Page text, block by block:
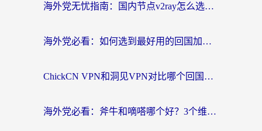
海外党无忧指南：国内节点v2ray怎么选？一键回国VPN+多场景实测帮你避坑
海外党必看：如何选到最好用的回国加速器？从节点到售后的全维度指南
ChickCN VPN和洞见VPN对比哪个回国效果更好？海外党亲测3款加速器+避坑指南
海外党必看：斧牛和嘀嗒哪个好？3个维度教你选对回国加速器